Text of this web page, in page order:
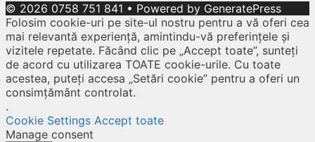
© 2026 0758 751 841 • Powered by GeneratePress
Folosim cookie-uri pe site-ul nostru pentru a vă oferi cea
mai relevantă experiență, amintindu-vă preferințele și
vizitele repetate. Făcând clic pe „Accept toate”, sunteți
de acord cu utilizarea TOATE cookie-urile. Cu toate
acestea, puteți accesa „Setări cookie” pentru a oferi un
consimțământ controlat.
.
Cookie Settings Accept toate
Manage consent